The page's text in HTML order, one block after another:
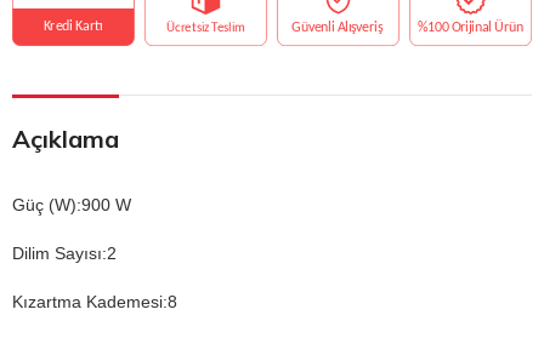
Açıklama
Güç (W):900 W
Dilim Sayısı:2
Kızartma Kademesi:8